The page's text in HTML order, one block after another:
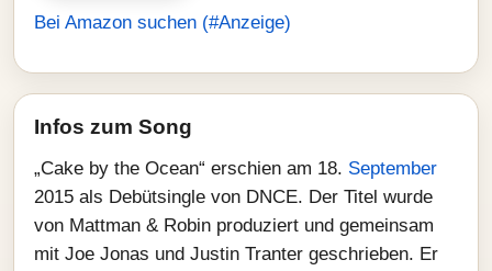
Bei Amazon suchen (#Anzeige)
Infos zum Song
„Cake by the Ocean“ erschien am 18. September
2015 als Debütsingle von DNCE. Der Titel wurde
von Mattman & Robin produziert und gemeinsam
mit Joe Jonas und Justin Tranter geschrieben. Er